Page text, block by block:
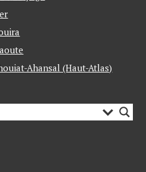
Ahansal (Haut-Atlas)